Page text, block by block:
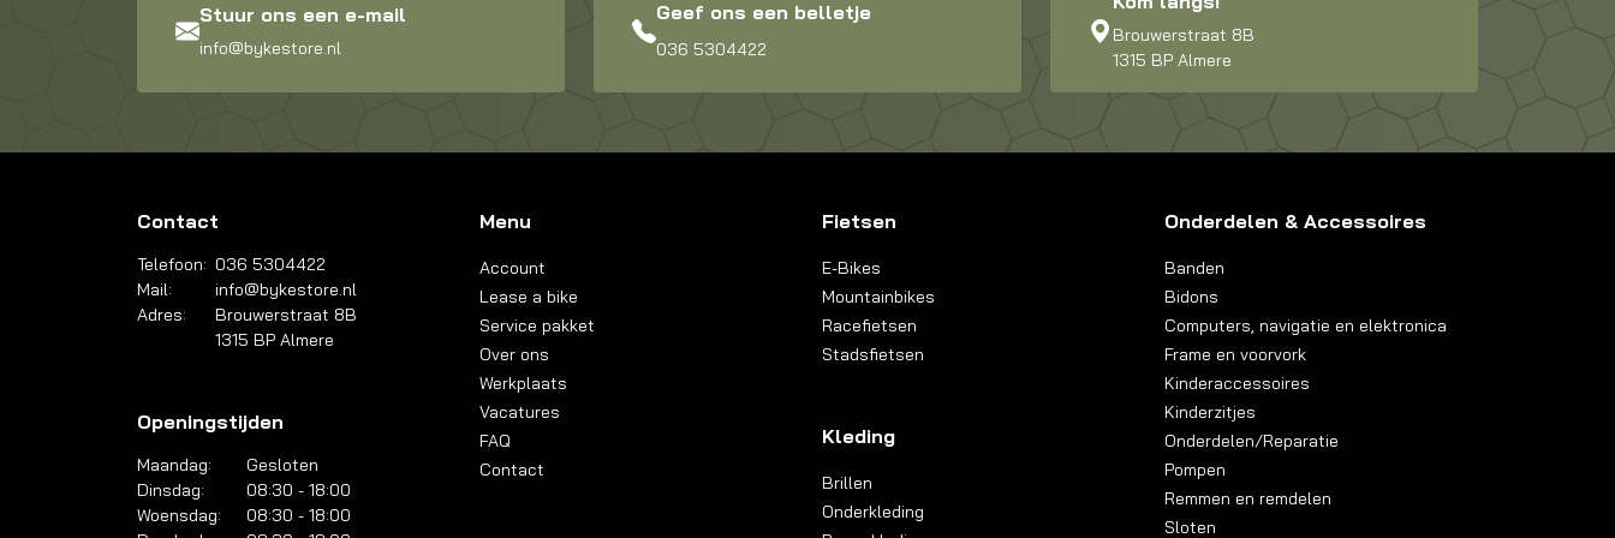
Stuur ons een e-mail
info@bykestore.nl
Geef ons een belletje
036 5304422
Brouwerstraat 8B
1315 BP Almere
Contact
Telefoon: 036 5304422
Mail:
info@bykestore.nl
Adres:
Brouwerstraat 8B
1315 BP Almere
Openingstijden
Maandag:
Gesloten
Dinsdag:
08:30 - 18:00
Woensdag:
08:30 - 18:00
Menu
Account
Lease a bike
Service pakket
Over ons
Werkplaats
Vacatures
FAQ
Contact
Fietsen
E-Bikes
Mountainbikes
Racefietsen
Stadsfietsen
Kleding
Brillen
Onderkleding
Onderdelen & Accessoires
Banden
Bidons
Computers, navigatie en elektronica
Frame en voorvork
Kinderaccessoires
Kinderzitjes
Onderdelen/Reparatie
Pompen
Remmen en remdelen
Sloten